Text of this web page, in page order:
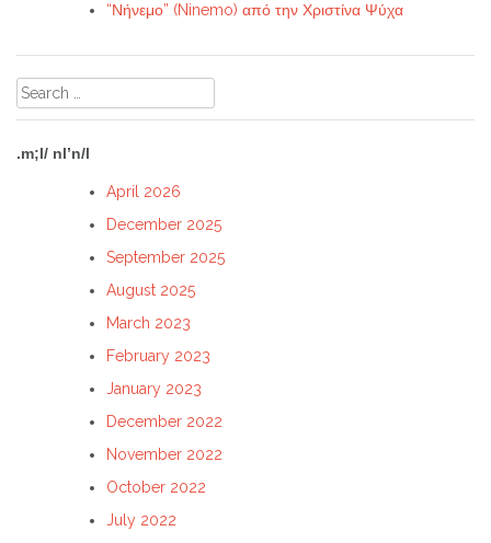
“Νήνεμο” (Ninemo) από την Χριστίνα Ψύχα
Search
for:
.m;l/ nl’n/l
April 2026
December 2025
September 2025
August 2025
March 2023
February 2023
January 2023
December 2022
November 2022
October 2022
July 2022